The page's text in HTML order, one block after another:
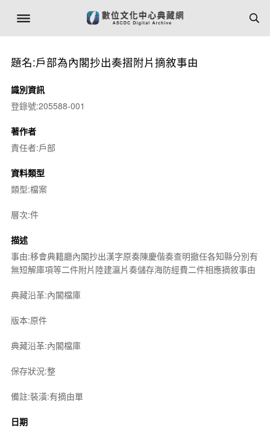
題名:戶部為內閣抄出奏摺附片摘敘事由
識別資訊
登錄號:205588-001
著作者
責任者:戶部
資料類型
類型:檔案
層次:件
描述
事由:移會典籍廳內閣抄出漢字原奏陳慶偕奏查明撤任各知縣分別有
無短解庫項等二件附片陸建瀛片奏儲存海防經費二件相應摘敘事由
典藏沿革:內閣檔庫
版本:原件
典藏沿革:內閣檔庫
保存狀況:整
備註:裝潢:有摘由單
日期